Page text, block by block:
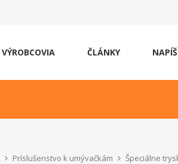
VÝROBCOVIA ČLÁNKY
Príslušenstvo k umývačkám Špeciálne